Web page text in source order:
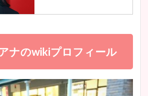
宇賀神メグアナのニット画像
小室瑛莉子のカップ画像まと
め！足が美脚でニット衣装も
かわいい！
ナのwikiプロフィール